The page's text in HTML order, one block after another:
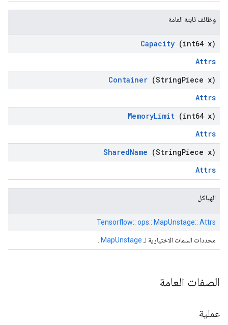
وظائف ثابتة العامة
Capacity (int64 x)
Attrs
Container (StringPiece x)
Attrs
MemoryLimit (int64 x)
Attrs
SharedName (StringPiece x)
Attrs
الهياكل
Tensorflow:: ops:: MapUnstage:: Attrs
محددات السمات الاختيارية لـ MapUnstage
الصفات العامة
عملية